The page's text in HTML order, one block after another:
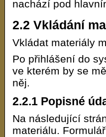
nachází pod
2.2 Vkládání
Vkládat materiály
Po přihlášení do
ve kterém by se
něj.
2.2.1 Popisné
Na následující
materiálu.